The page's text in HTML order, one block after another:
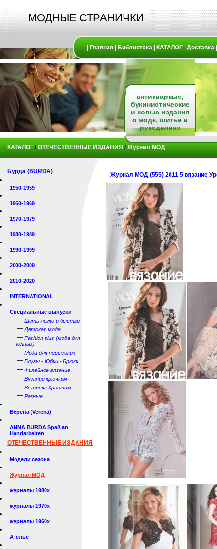
МОДНЫЕ СТРАНИЧКИ
Главная Библиотека КАТАЛОГ Доставка
антикварные,
букинистические
и новые издания
о моде, шитье и
рукоделиях
КАТАЛОГ /ОТЕЧЕСТВЕННЫЕ ИЗДАНИЯ /Журнал МОД
Бурда (BURDA)
1950-1959
1960-1969
1970-1979
1980-1989
1990-1999
2000-2009
2010-2020
INTERNATIONAL
Специальные выпуски
— Шить легко и быстро
— Детская мода
— Fashion plus (мода для
полных)
— Мода для невысоких
— Блузы - Юбки - Брюки
— Филейное вязание
— Вязание крючком
— Вышивка Крестом
— Разные
Верена (Verena)
ANNA BURDA Spaß an
Handarbeiten
ОТЕЧЕСТВЕННЫЕ ИЗДАНИЯ
Модели сезона
Журнал МОД
журналы 1980х
журналы 1970х
журналы 1960х
Ателье
Журнал МОД (555) 2011 5 вязание